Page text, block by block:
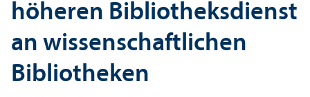
höheren Bibliotheksdienst
an wissenschaft­lichen
Bibliotheken